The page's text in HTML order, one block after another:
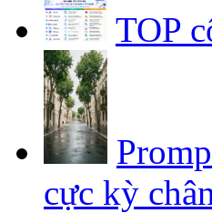
TOP
cực kỳ